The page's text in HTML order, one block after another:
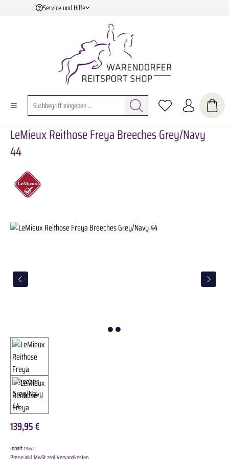
Zum Hauptinhalt springen
Service und Hilfe
LeMieux Reithose Freya Breeches Grey/Navy
44
Bildergalerie überspringen
139,95 €
Inhalt:1 Stück